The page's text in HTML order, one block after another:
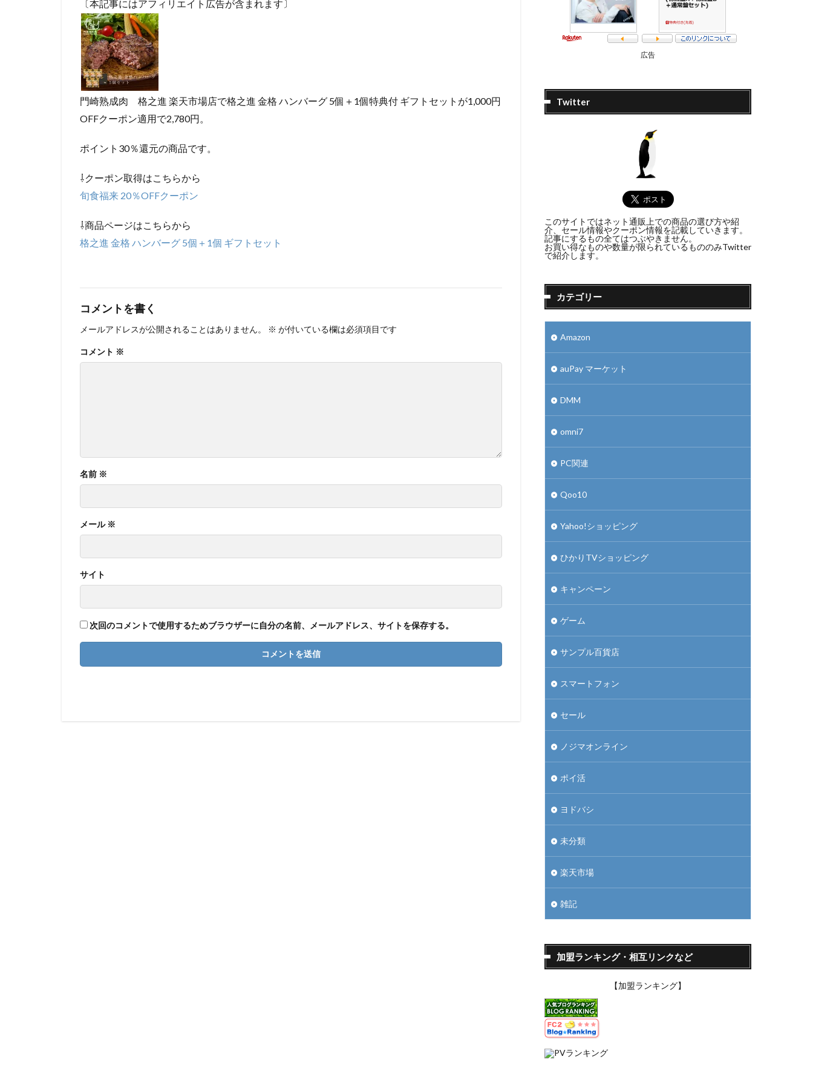
〔本記事にはアフィリエイト広告が含まれます〕
門崎熟成肉 格之進 楽天市場店で格之進 金格 ハンバーグ 5個＋1個特典付 ギフトセットが1,000円
OFFクーポン適用で2,780円。
ポイント30％還元の商品です。
⇩クーポン取得はこちらから
旬食福来 20％OFFクーポン
⇩商品ページはこちらから
格之進 金格 ハンバーグ 5個＋1個 ギフトセット
コメントを書く
メールアドレスが公開されることはありません。 ※ が付いている欄は必須項目です
コメント ※
名前 ※
メール ※
サイト
次回のコメントで使用するためブラウザーに自分の名前、メールアドレス、サイトを保存する。
広告
Twitter
このサイトではネット通販上での商品の選び方や紹
介、セール情報やクーポン情報を記載していきます。
記事にするもの全てはつぶやきません。
お買い得なものや数量が限られているもののみTwitter
で紹介します。
カテゴリー
Amazon
auPay マーケット
DMM
omni7
PC関連
Qoo10
Yahoo!ショッピング
ひかりTVショッピング
キャンペーン
ゲーム
サンプル百貨店
スマートフォン
セール
ノジマオンライン
ポイ活
ヨドバシ
未分類
楽天市場
雑記
加盟ランキング・相互リンクなど
【加盟ランキング】